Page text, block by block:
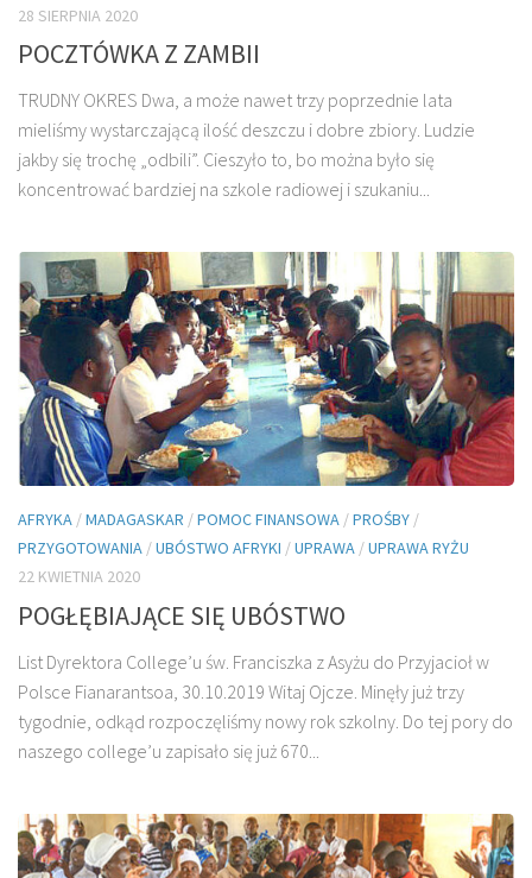
28 SIERPNIA 2020
POCZTÓWKA Z ZAMBII
TRUDNY OKRES Dwa, a może nawet trzy poprzednie lata
mieliśmy wystarczającą ilość deszczu i dobre zbiory. Ludzie
jakby się trochę „odbili”. Cieszyło to, bo można było się
koncentrować bardziej na szkole radiowej i szukaniu...
AFRYKA /MADAGASKAR /POMOC FINANSOWA /PROŚBY /
PRZYGOTOWANIA /UBÓSTWO AFRYKI /UPRAWA /UPRAWA RYŻU
22 KWIETNIA 2020
POGŁĘBIAJĄCE SIĘ UBÓSTWO
List Dyrektora College’u św. Franciszka z Asyżu do Przyjacioł w
Polsce Fianarantsoa, 30.10.2019 Witaj Ojcze. Minęły już trzy
tygodnie, odkąd rozpoczęliśmy nowy rok szkolny. Do tej pory do
naszego college’u zapisało się już 670...